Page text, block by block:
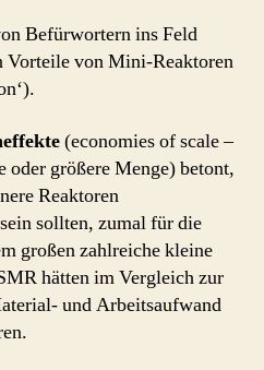
Befürwortern ins Feld
Vorteile von Mini-Reaktoren
(economies of scale –
größere Menge) betont,
Reaktoren
sollten, zumal für die
großen zahlreiche kleine
hätten im Vergleich zur
und Arbeitsaufwand